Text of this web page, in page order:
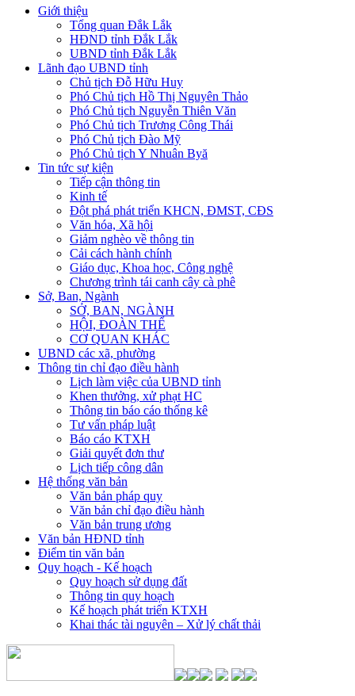
Giới thiệu
Tổng quan Đắk Lắk
HĐND tỉnh Đắk Lắk
UBND tỉnh Đắk Lắk
Lãnh đạo UBND tỉnh
Chủ tịch Đỗ Hữu Huy
Phó Chủ tịch Hồ Thị Nguyên Thảo
Phó Chủ tịch Nguyễn Thiên Văn
Phó Chủ tịch Trương Công Thái
Phó Chủ tịch Đào Mỹ
Phó Chủ tịch Y Nhuân Byă
Tin tức sự kiện
Tiếp cận thông tin
Kinh tế
Đột phá phát triển KHCN, ĐMST, CĐS
Văn hóa, Xã hội
Giảm nghèo về thông tin
Cải cách hành chính
Giáo dục, Khoa học, Công nghệ
Chương trình tái canh cây cà phê
Sở, Ban, Ngành
SỞ, BAN, NGÀNH
HỘI, ĐOÀN THỂ
CƠ QUAN KHÁC
UBND các xã, phường
Thông tin chỉ đạo điều hành
Lịch làm việc của UBND tỉnh
Khen thưởng, xử phạt HC
Thông tin báo cáo thống kê
Tư vấn pháp luật
Báo cáo KTXH
Giải quyết đơn thư
Lịch tiếp công dân
Hệ thống văn bản
Văn bản pháp quy
Văn bản chỉ đạo điều hành
Văn bản trung ương
Văn bản HĐND tỉnh
Điểm tin văn bản
Quy hoạch - Kế hoạch
Quy hoạch sử dụng đất
Thông tin quy hoạch
Kế hoạch phát triển KTXH
Khai thác tài nguyên – Xử lý chất thải